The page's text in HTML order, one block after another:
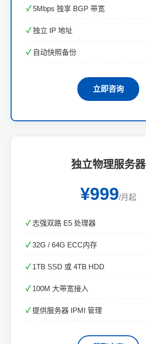
5Mbps 独享 BGP 带宽
独立 IP 地址
自动快照备份
立即咨询
独立物理服务器
¥999/月起
志强双路 E5 处理器
32G / 64G ECC内存
1TB SSD 或 4TB HDD
100M 大带宽接入
提供服务器 IPMI 管理